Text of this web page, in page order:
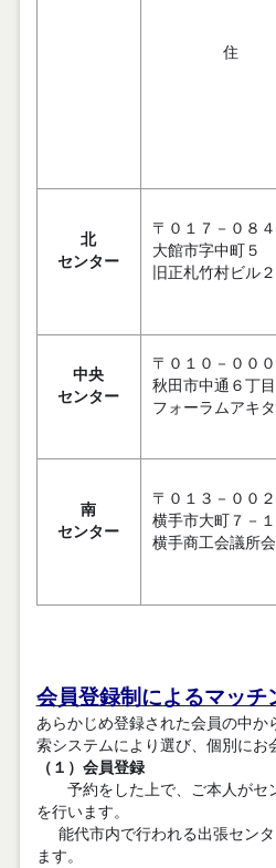
住
北
センター
〒０１７－０８４
大館市字中町５
旧正札竹村ビル
中央
センター
〒０１０－０００
秋田市中通６丁
フォーラムアキ
南
センター
〒０１３－００２
横手市大町７－１
横手商工会議所
会員登録制によるマッチ
あらかじめ登録された会員の中か
索システムにより選び、個別にお
（１）会員登録
予約をした上で、ご本人がセ
を行います。
能代市内で行われる出張センタ
ます。